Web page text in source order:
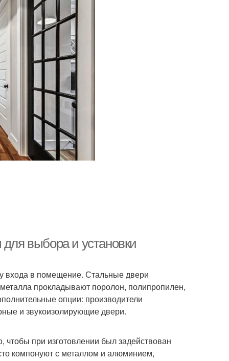
выбора и установки
входа в помещение. Стальные двери
прокладывают поролон, полипропилен,
опции: производители
и звукоизолирующие двери.
при изготовлении был задействован
компонуют с металлом и алюминием,